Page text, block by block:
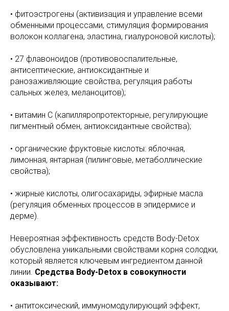
• фитоэстрогены (активизация и управление всеми
обменными процессами, стимуляция формирования
волокон коллагена, эластина, гиалуроновой кислоты);
• 27 флавоноидов (противовоспалительные,
антисептические, антиоксидантные и
ранозаживляющие свойства, регуляция работы
сальных желез, меланоцитов);
• витамин С (капилляропротекторные, регулирующие
пигментный обмен, антиоксидантные свойства);
• органические фруктовые кислоты: яблочная,
лимонная, янтарная (пилинговые, метаболлические
свойства);
• жирные кислоты, олигосахариды, эфирные масла
(регуляция обменных процессов в эпидермисе и
дерме).
Невероятная эффективность средств Body-Detox
обусловлена уникальными свойствами корня солодки,
который является ключевым ингредиентом данной
линии. Средства Body-Detox в совокупности
оказывают:
• антитоксический, иммуномодулирующий эффект,